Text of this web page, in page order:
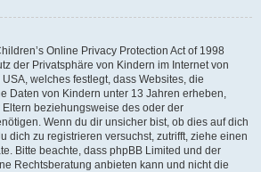
Online Privacy Protection Act of 1998
der Privatsphäre von Kindern im Internet von
welches festlegt, dass Websites, die
Daten von Kindern unter 13 Jahren erheben,
beziehungsweise des oder der
Wenn du dir unsicher bist, ob dies auf dich
dich zu registrieren versuchst, zutrifft, ziehe einen
Bitte beachte, dass phpBB Limited und der
Rechtsberatung anbieten kann und nicht die